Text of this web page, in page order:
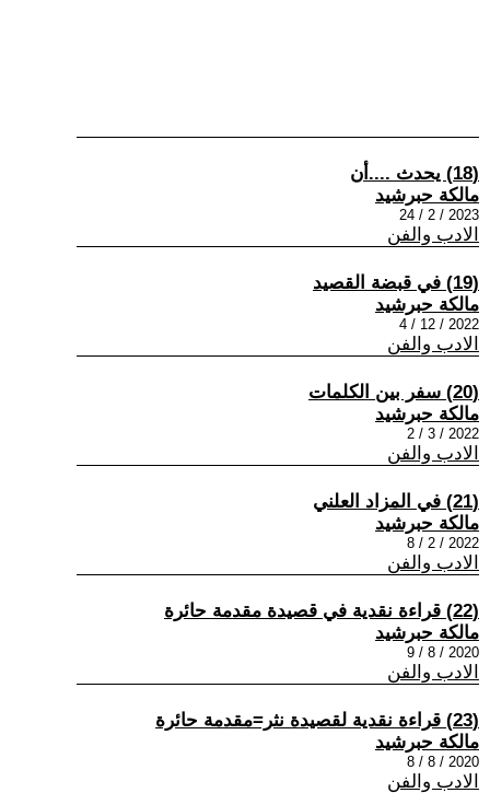
(18) يحدث ....أن
مالكة حبرشيد
2023 / 2 / 24
الادب والفن
(19) في قبضة القصيد
مالكة حبرشيد
2022 / 12 / 4
الادب والفن
(20) سفر بين الكلمات
مالكة حبرشيد
2022 / 3 / 2
الادب والفن
(21) في المزاد العلني
مالكة حبرشيد
2022 / 2 / 8
الادب والفن
(22) قراءة نقدية في قصيدة مقدمة حائرة
مالكة حبرشيد
2020 / 8 / 9
الادب والفن
(23) قراءة نقدية لقصيدة نثر=مقدمة حائرة
مالكة حبرشيد
2020 / 8 / 8
الادب والفن